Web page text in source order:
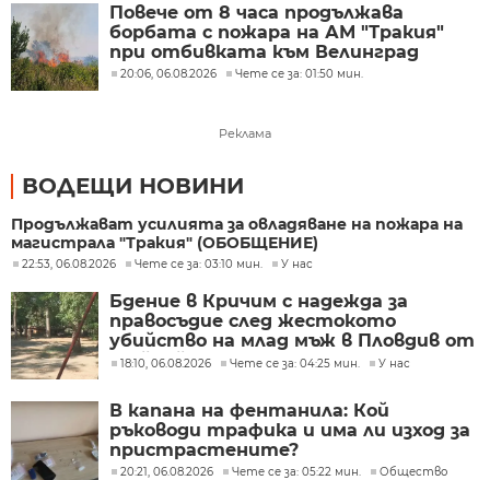
Повече от 8 часа продължава
борбата с пожара на АМ "Тракия"
при отбивката към Велинград
20:06, 06.08.2026 Чете се за: 01:50 мин.
Реклама
ВОДЕЩИ НОВИНИ
Продължават усилията за овладяване на пожара на
магистрала "Тракия" (ОБОБЩЕНИЕ)
22:53, 06.08.2026 Чете се за: 03:10 мин. У нас
Бдение в Кричим с надежда за
правосъдие след жестокото
убийство на млад мъж в Пловдив от
тийнейджъри
18:10, 06.08.2026 Чете се за: 04:25 мин. У нас
В капана на фентанила: Кой
ръководи трафика и има ли изход за
пристрастените?
20:21, 06.08.2026 Чете се за: 05:22 мин. Общество